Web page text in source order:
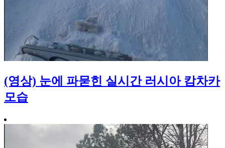
(영상) 눈에 파묻힌 실시간 러시아 캄차카
모습